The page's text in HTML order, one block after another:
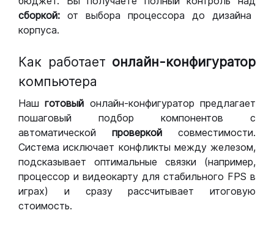
сборкой: от выбора процессора до дизайна
корпуса.
Как работает онлайн-конфигуратор
компьютера
Нашготовый онлайн-конфигуратор предлагает
пошаговый подбор компонентов с
автоматической проверкой совместимости.
Система исключает конфликты между железом,
подсказывает оптимальные связки (например,
процессор и видеокарту для стабильного FPS в
играх) и сразу рассчитывает итоговую
стоимость.